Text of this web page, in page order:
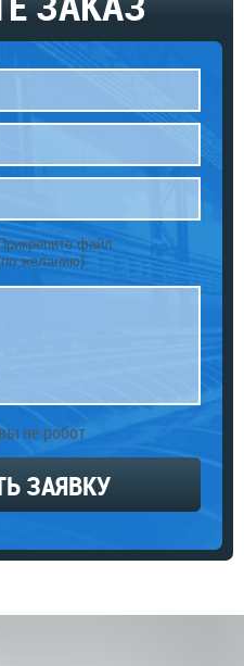
файл
желанию)
не робот
ЗАЯВКУ